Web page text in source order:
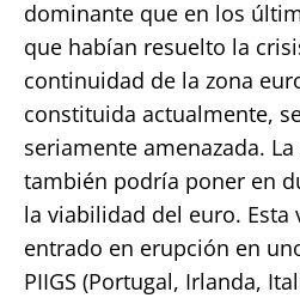
dominante que en los
que habían resuelto la
continuidad de la zona
constituida actualmente,
seriamente amenazada.
también podría poner en
la viabilidad del euro. Esta
entrado en erupción en
PIIGS (Portugal, Irlanda,